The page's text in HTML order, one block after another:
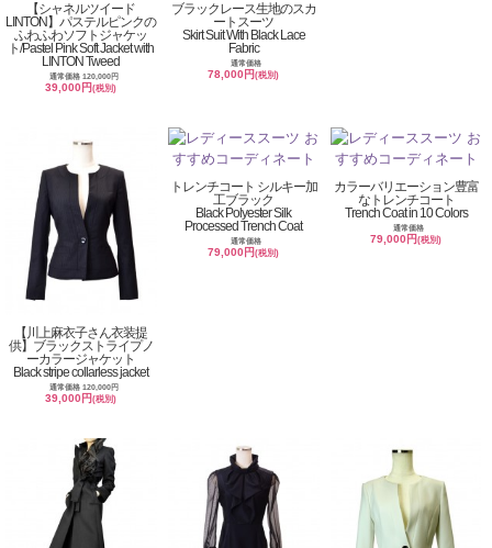
【シャネルツイード
LINTON】パステルピンクの
ふわふわソフトジャケッ
ト/Pastel Pink Soft Jacket with
LINTON Tweed
通常価格 120,000円
39,000円(税別)
ブラックレース生地のスカ
ートスーツ
Skirt Suit With Black Lace
Fabric
通常価格
78,000円(税別)
【川上麻衣子さん衣装提
供】ブラックストライプノ
ーカラージャケット
Black stripe collarless jacket
通常価格 120,000円
39,000円(税別)
トレンチコート シルキー加
工ブラック
Black Polyester Silk
Processed Trench Coat
通常価格
79,000円(税別)
カラーバリエーション豊富
なトレンチコート
Trench Coat in 10 Colors
通常価格
79,000円(税別)